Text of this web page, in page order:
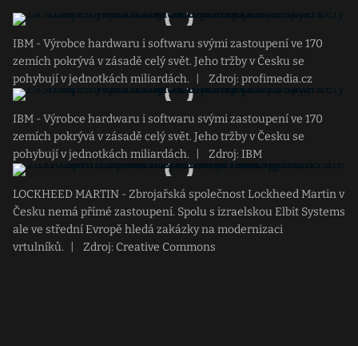
IBM - Výrobce hardwaru i softwaru svými zastoupení ve 170
zemích pokrývá v zásadě celý svět. Jeho tržby v Česku se
pohybují v jednotkách miliardách.
Zdroj: profimedia.cz
IBM - Výrobce hardwaru i softwaru svými zastoupení ve 170
zemích pokrývá v zásadě celý svět. Jeho tržby v Česku se
pohybují v jednotkách miliardách.
Zdroj: IBM
LOCKHEED MARTIN - Zbrojařská společnost Lockheed Martin v
Česku nemá přímé zastoupení. Spolu s izraelskou Elbit Systems
ale ve střední Evropě hledá zakázky na modernizaci
vrtulníků.
Zdroj: Creative Commons